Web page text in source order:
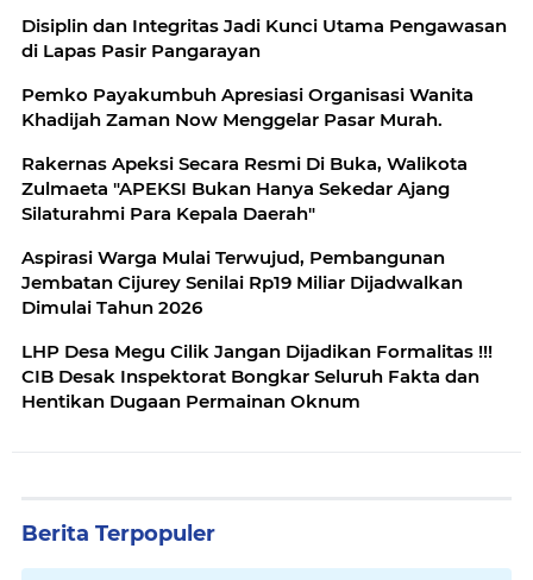
Disiplin dan Integritas Jadi Kunci Utama Pengawasan
di Lapas Pasir Pangarayan
Pemko Payakumbuh Apresiasi Organisasi Wanita
Khadijah Zaman Now Menggelar Pasar Murah.
Rakernas Apeksi Secara Resmi Di Buka, Walikota
Zulmaeta "APEKSI Bukan Hanya Sekedar Ajang
Silaturahmi Para Kepala Daerah"
Aspirasi Warga Mulai Terwujud, Pembangunan
Jembatan Cijurey Senilai Rp19 Miliar Dijadwalkan
Dimulai Tahun 2026
LHP Desa Megu Cilik Jangan Dijadikan Formalitas !!!
CIB Desak Inspektorat Bongkar Seluruh Fakta dan
Hentikan Dugaan Permainan Oknum
Berita Terpopuler